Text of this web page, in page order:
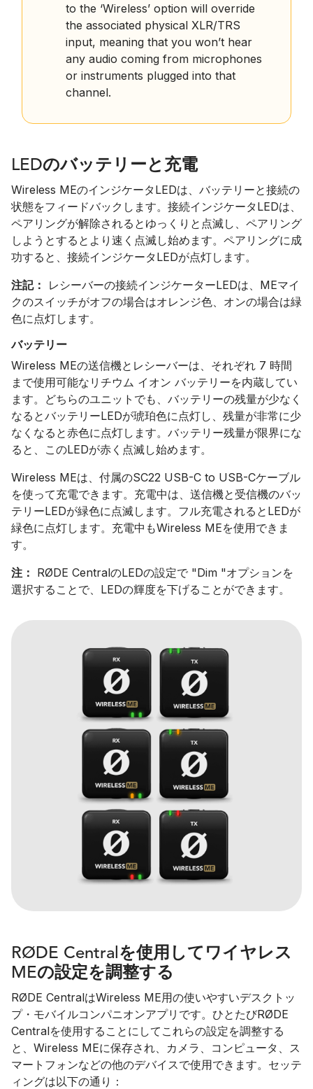
to the ‘Wireless’ option will override
the associated physical XLR/TRS
input, meaning that you won’t hear
any audio coming from microphones
or instruments plugged into that
channel.
LEDのバッテリーと充電
Wireless MEのインジケータLEDは、バッテリーと接続の
状態をフィードバックします。接続インジケータLEDは、
ペアリングが解除されるとゆっくりと点滅し、ペアリング
しようとするとより速く点滅し始めます。ペアリングに成
功すると、接続インジケータLEDが点灯します。
注記：
レシーバーの接続インジケーターLEDは、MEマイ
クのスイッチがオフの場合はオレンジ色、オンの場合は緑
色に点灯します。
バッテリー
Wireless MEの送信機とレシーバーは、それぞれ 7 時間
まで使用可能なリチウム イオン バッテリーを内蔵してい
ます。どちらのユニットでも、バッテリーの残量が少なく
なるとバッテリーLEDが琥珀色に点灯し、残量が非常に少
なくなると赤色に点灯します。バッテリー残量が限界にな
ると、このLEDが赤く点滅し始めます。
Wireless MEは、付属のSC22 USB-C to USB-Cケーブル
を使って充電できます。充電中は、送信機と受信機のバッ
テリーLEDが緑色に点滅します。フル充電されるとLEDが
緑色に点灯します。充電中もWireless MEを使用できま
す。
注： RØDE CentralのLEDの設定で "Dim "オプションを
選択することで、LEDの輝度を下げることができます。
RØDE Centralを使用してワイヤレス
MEの設定を調整する
RØDE CentralはWireless ME用の使いやすいデスクトッ
プ・モバイルコンパニオンアプリです。ひとたびRØDE
Centralを使用することにしてこれらの設定を調整する
と、Wireless MEに保存され、カメラ、コンピュータ、ス
マートフォンなどの他のデバイスで使用できます。セッテ
ィングは以下の通り：